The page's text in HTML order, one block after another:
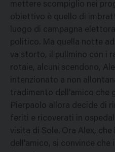
mettere scompiglio nei
obiettivo è quello di
luogo di campagna
politico. Ma quella notte
va storto, il pullmino con i
rotaie, alcuni scendono,
intenzionato a non
tradimento dell'amico che
Pierpaolo allora decide di
feriti e ricoverati in
visita di Sole. Ora Alex,
dell'amico, si convince che